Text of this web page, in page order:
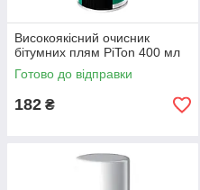
Високоякісний очисник
бітумних плям PiTon 400 мл
Готово до відправки
182 ₴